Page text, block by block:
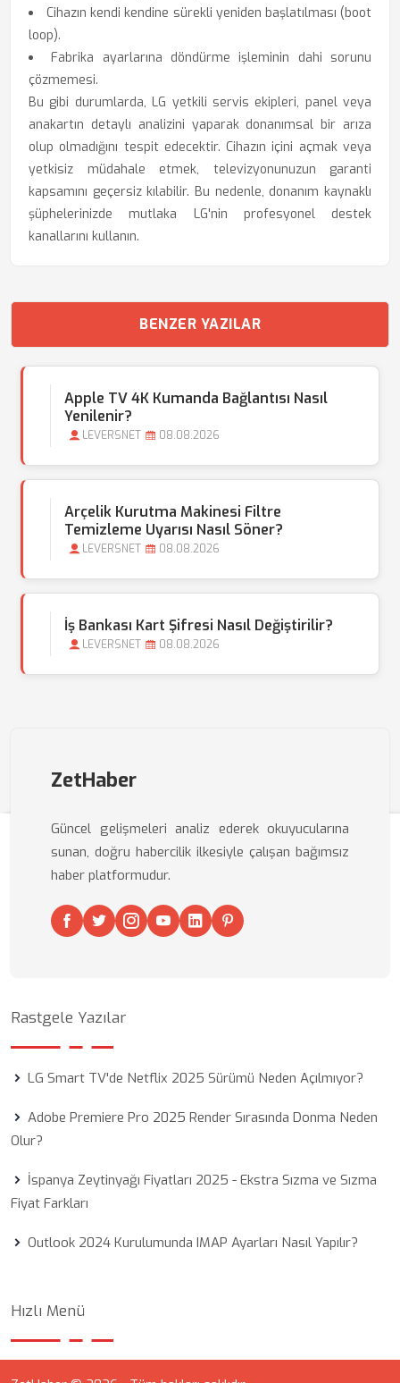
Cihazın kendi kendine sürekli yeniden başlatılması (boot
loop).
Fabrika ayarlarına döndürme işleminin dahi sorunu
çözmemesi.
Bu gibi durumlarda, LG yetkili servis ekipleri, panel veya
anakartın detaylı analizini yaparak donanımsal bir arıza
olup olmadığını tespit edecektir. Cihazın içini açmak veya
yetkisiz müdahale etmek, televizyonunuzun garanti
kapsamını geçersiz kılabilir. Bu nedenle, donanım kaynaklı
şüphelerinizde mutlaka LG'nin profesyonel destek
kanallarını kullanın.
BENZER YAZILAR
Apple TV 4K Kumanda Bağlantısı Nasıl
Yenilenir?
LEVERSNET 08.08.2026
Arçelik Kurutma Makinesi Filtre
Temizleme Uyarısı Nasıl Söner?
LEVERSNET 08.08.2026
İş Bankası Kart Şifresi Nasıl Değiştirilir?
LEVERSNET 08.08.2026
ZetHaber
Güncel gelişmeleri analiz ederek okuyucularına
sunan, doğru habercilik ilkesiyle çalışan bağımsız
haber platformudur.
Rastgele Yazılar
LG Smart TV'de Netflix 2025 Sürümü Neden Açılmıyor?
Adobe Premiere Pro 2025 Render Sırasında Donma Neden
Olur?
İspanya Zeytinyağı Fiyatları 2025 - Ekstra Sızma ve Sızma
Fiyat Farkları
Outlook 2024 Kurulumunda IMAP Ayarları Nasıl Yapılır?
Hızlı Menü